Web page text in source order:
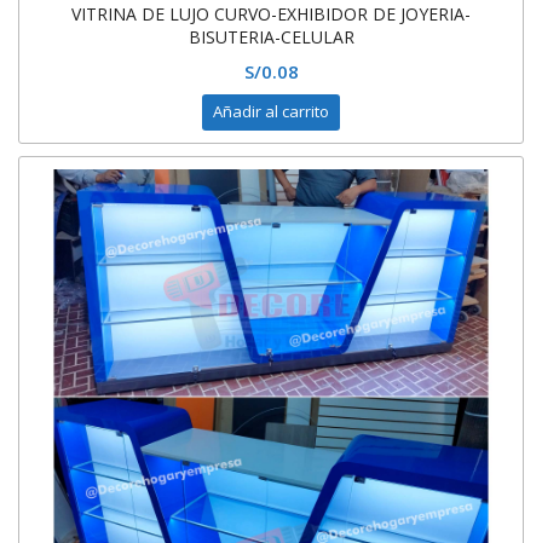
VITRINA DE LUJO CURVO-EXHIBIDOR DE JOYERIA-
BISUTERIA-CELULAR
S/0.08
Añadir al carrito